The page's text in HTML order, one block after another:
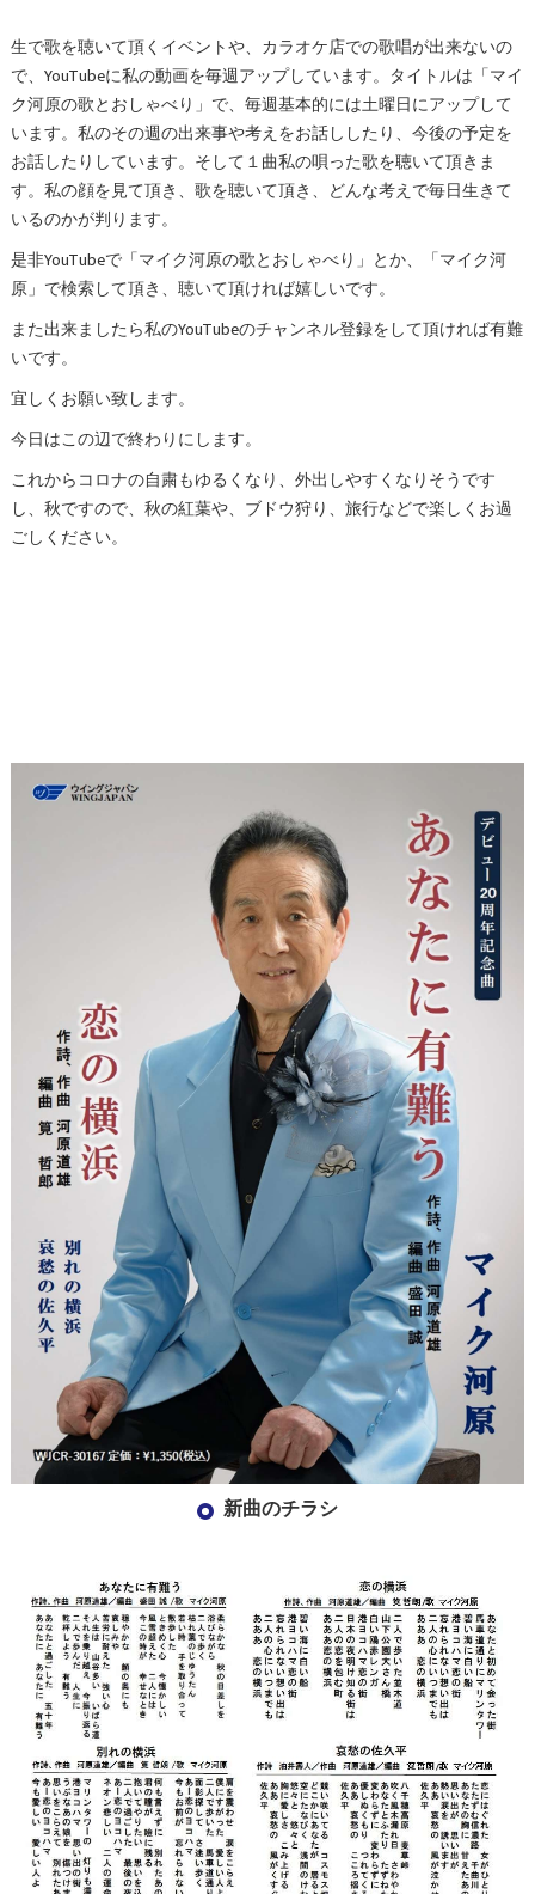
生で歌を聴いて頂くイベントや、カラオケ店での歌唱が出来ないの
で、YouTubeに私の動画を毎週アップしています。タイトルは「マイ
ク河原の歌とおしゃべり」で、毎週基本的には土曜日にアップして
います。私のその週の出来事や考えをお話ししたり、今後の予定を
お話したりしています。そして１曲私の唄った歌を聴いて頂きま
す。私の顔を見て頂き、歌を聴いて頂き、どんな考えで毎日生きて
いるのかが判ります。
是非YouTubeで「マイク河原の歌とおしゃべり」とか、「マイク河
原」で検索して頂き、聴いて頂ければ嬉しいです。
また出来ましたら私のYouTubeのチャンネル登録をして頂ければ有難
いです。
宜しくお願い致します。
今日はこの辺で終わりにします。
これからコロナの自粛もゆるくなり、外出しやすくなりそうです
し、秋ですので、秋の紅葉や、ブドウ狩り、旅行などで楽しくお過
ごしください。
新曲のチラシ